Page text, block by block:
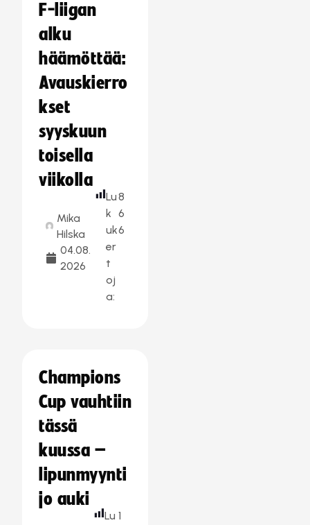
F-liigan
alku
häämöttää:
Avauskierro
kset
syyskuun
toisella
viikolla
Mika
Hilska
04.08.
2026
Lu
k
uk
er
t
oj
a:
8
6
6
Champions
Cup vauhtiin
tässä
kuussa –
lipunmyynti
jo auki
Lu 1